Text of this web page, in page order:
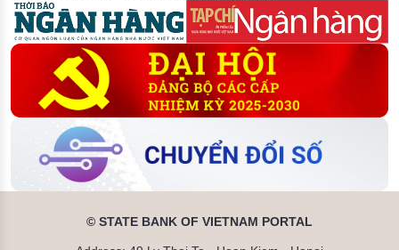
© STATE BANK OF VIETNAM PORTAL